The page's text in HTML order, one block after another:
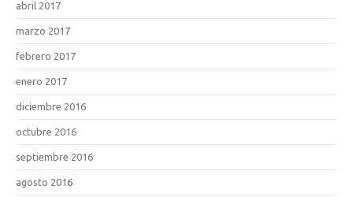
abril 2017
marzo 2017
febrero 2017
enero 2017
diciembre 2016
octubre 2016
septiembre 2016
agosto 2016